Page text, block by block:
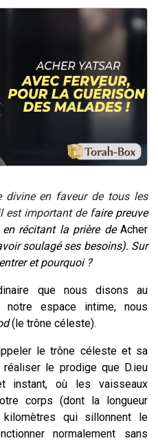
de faire un don pour Sauvez la jambe de Yohan
pour étudier en groupe sur Zoom
musiques dans Torah-Box Music
29 personnes viennent de demander une bénédiction
divine en faveur de tous les
est important de faire preuve
en récitant la prière de Acher
soulagé ses besoins). Sur
et pourquoi ?
que nous disons au
espace intime, nous
(le trône céleste).
le trône céleste et sa
le prodige que D.ieu
instant, où les vaisseaux
corps (dont la longueur
qui sillonnent le
normalement sans